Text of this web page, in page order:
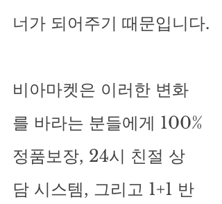
너가 되어주기 때문입니다.
비아마켓은 이러한 변화
를 바라는 분들에게 100%
정품보장, 24시 친절 상
담 시스템, 그리고 1+1 반